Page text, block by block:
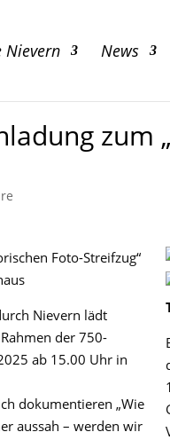
Nievern News
zum
Foto-Streifzug“
Nievern lädt
der 750-
ab 15.00 Uhr in
dokumentieren „Wie
aussah – werden wir